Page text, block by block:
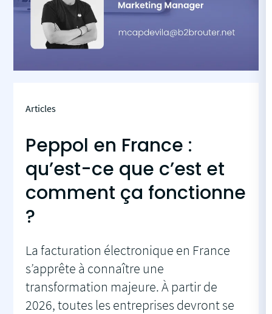
Articles
Peppol en France :
qu’est-ce que c’est et
comment ça fonctionne
?
La facturation électronique en France
s’apprête à connaître une
transformation majeure. À partir de
2026, toutes les entreprises devront se